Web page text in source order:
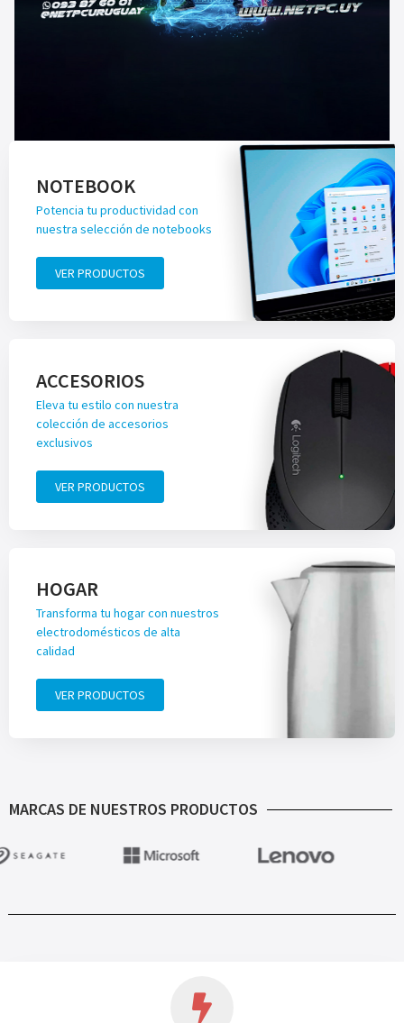
NOTEBOOK
Potencia tu productividad con
nuestra selección de notebooks
VER PRODUCTOS
ACCESORIOS
Eleva tu estilo con nuestra
colección de accesorios
exclusivos
VER PRODUCTOS
HOGAR
Transforma tu hogar con nuestros
electrodomésticos de alta
calidad
VER PRODUCTOS
MARCAS DE NUESTROS PRODUCTOS